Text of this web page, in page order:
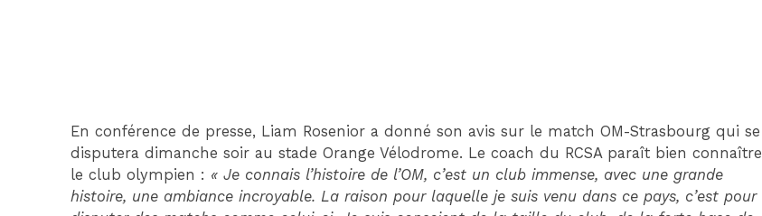
En conférence de presse, Liam Rosenior a donné son avis sur le match OM-Strasbourg qui se
disputera dimanche soir au stade Orange Vélodrome. Le coach du RCSA paraît bien connaître
le club olympien : « Je connais l’histoire de l’OM, c’est un club immense, avec une grande
histoire, une ambiance incroyable. La raison pour laquelle je suis venu dans ce pays, c’est pour